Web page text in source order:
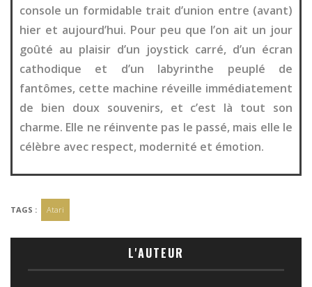
console un formidable trait d’union entre (avant)
hier et aujourd’hui. Pour peu que l’on ait un jour
goûté au plaisir d’un joystick carré, d’un écran
cathodique et d’un labyrinthe peuplé de
fantômes, cette machine réveille immédiatement
de bien doux souvenirs, et c’est là tout son
charme. Elle ne réinvente pas le passé, mais elle le
célèbre avec respect, modernité et émotion.
TAGS : Atari
L'AUTEUR